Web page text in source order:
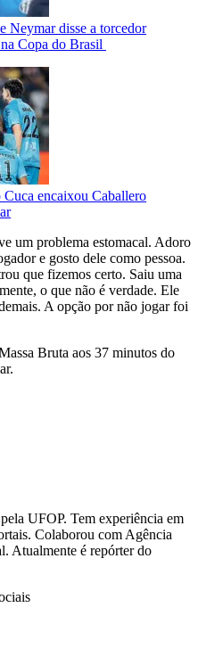
Neymar disse a torcedor
Copa do Brasil
encaixou Caballero
um problema estomacal. Adoro
e gosto dele como pessoa.
que fizemos certo. Saiu uma
o que não é verdade. Ele
A opção por não jogar foi
Bruta aos 37 minutos do
UFOP. Tem experiência em
Colaborou com Agência
Atualmente é repórter do